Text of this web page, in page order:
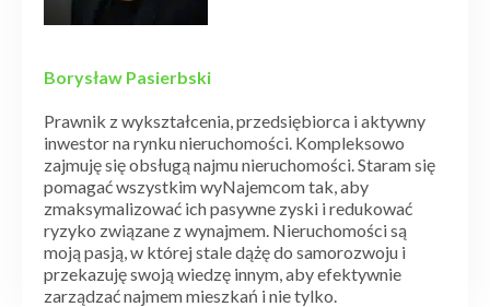
Borysław Pasierbski
Prawnik z wykształcenia, przedsiębiorca i aktywny
inwestor na rynku nieruchomości. Kompleksowo
zajmuję się obsługą najmu nieruchomości. Staram się
pomagać wszystkim wyNajemcom tak, aby
zmaksymalizować ich pasywne zyski i redukować
ryzyko związane z wynajmem. Nieruchomości są
moją pasją, w której stale dążę do samorozwoju i
przekazuję swoją wiedzę innym, aby efektywnie
zarządzać najmem mieszkań i nie tylko.